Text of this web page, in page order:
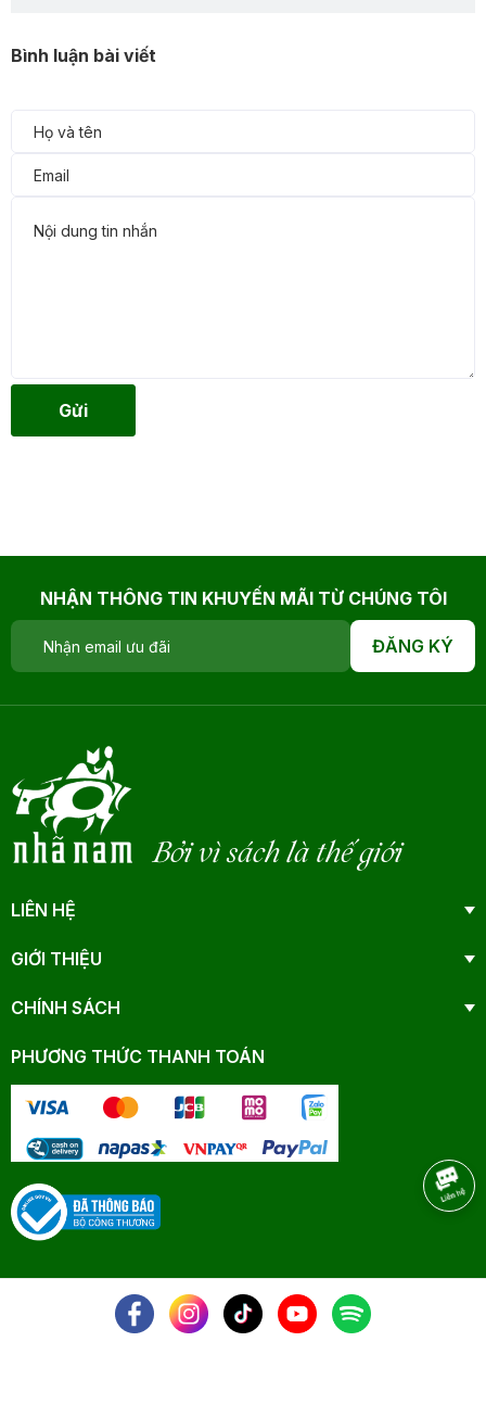
Bình luận bài viết
Gửi
NHẬN THÔNG TIN KHUYẾN MÃI TỪ CHÚNG TÔI
ĐĂNG KÝ
Bởi vì sách là thế giới
LIÊN HỆ
GIỚI THIỆU
CHÍNH SÁCH
PHƯƠNG THỨC THANH TOÁN